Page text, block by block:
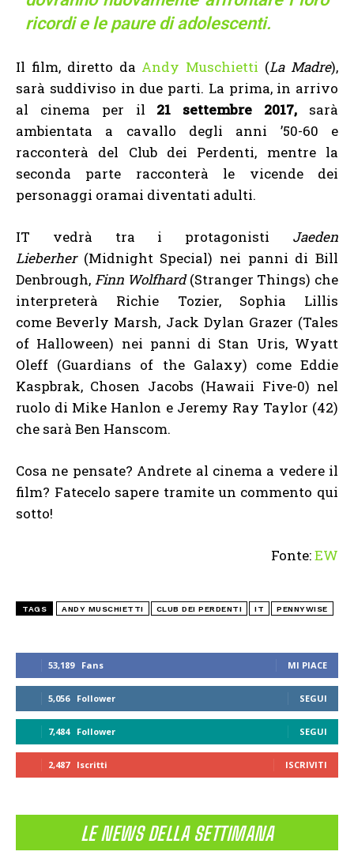
53,189 Fans MI PIACE
5,056 Follower SEGUI
7,484 Follower SEGUI
2,487 Iscritti ISCRIVITI
LE NEWS DELLA SETTIMANA
ricordi e le paure di adolescenti.
Il film, diretto da Andy Muschietti (La Madre),
sarà suddiviso in due parti. La prima, in arrivo
al cinema per il 21 settembre 2017, sarà
ambientata a cavallo degli anni ’50-60 e
racconterà del Club dei Perdenti, mentre la
seconda parte racconterà le vicende dei
personaggi oramai diventati adulti.
IT vedrà tra i protagonisti Jaeden
Lieberher(Midnight Special) nei panni di Bill
Denbrough, Finn Wolfhard(Stranger Things) che
interpreterà Richie Tozier, Sophia Lillis
come Beverly Marsh, Jack Dylan Grazer (Tales
of Halloween) nei panni di Stan Uris, Wyatt
Oleff (Guardians of the Galaxy) come Eddie
Kaspbrak, Chosen Jacobs (Hawaii Five-0) nel
ruolo di Mike Hanlon e Jeremy Ray Taylor (42)
che sarà Ben Hanscom.
Cosa ne pensate? Andrete al cinema a vedere il
film? Fatecelo sapere tramite un commento qui
sotto!
Fonte:EW
TAGS ANDY MUSCHIETTI CLUB DEI PERDENTI IT PENNYWISE